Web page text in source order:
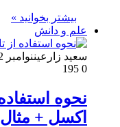
بیشتر بخوانید »
علم و دانش
سعید زارعیننوامبر 12, 2022
0
اکسل + مثال